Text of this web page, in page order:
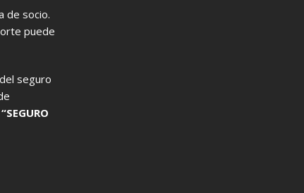
de socio.
puede
seguro
“SEGURO